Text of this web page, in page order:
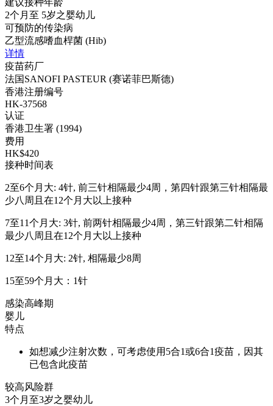
建议接种年龄
2个月至 5岁之婴幼儿
可预防的传染病
乙型流感嗜血桿菌 (Hib)
详情
疫苗药厂
法国SANOFI PASTEUR (赛诺菲巴斯德)
香港注册编号
HK-37568
认证
香港卫生署 (1994)
费用
HK$420
接种时间表
2至6个月大: 4针, 前三针相隔最少4周，第四针跟第三针相隔最
少八周且在12个月大以上接种
7至11个月大: 3针, 前两针相隔最少4周，第三针跟第二针相隔
最少八周且在12个月大以上接种
12至14个月大: 2针, 相隔最少8周
15至59个月大：1针
感染高峰期
婴儿
特点
如想减少注射次数，可考虑使用5合1或6合1疫苗，因其
已包含此疫苗
较高风险群
3个月至3岁之婴幼儿